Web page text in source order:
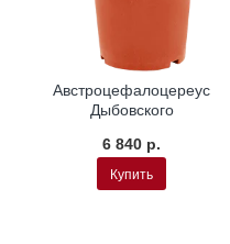
Австроцефалоцереус
Дыбовского
6 840 р.
Купить